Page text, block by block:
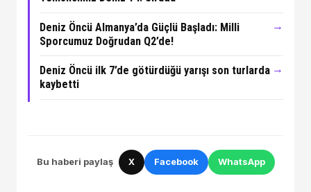
Deniz Öncü Almanya’da Güçlü Başladı: Milli
Sporcumuz Doğrudan Q2’de!
→
Deniz Öncü ilk 7’de götürdüğü yarışı son turlarda
kaybetti
→
Bu haberi paylaş X Facebook WhatsApp